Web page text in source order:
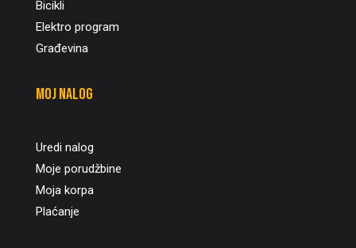
Bicikli
Elektro program
Građevina
Moj nalog
Uredi nalog
Moje porudžbine
Moja korpa
Plaćanje